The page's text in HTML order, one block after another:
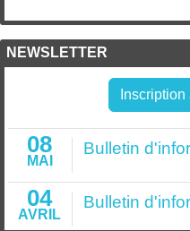
NEWSLETTER
08
MAI
Bulletin
04
AVRIL
Bulletin